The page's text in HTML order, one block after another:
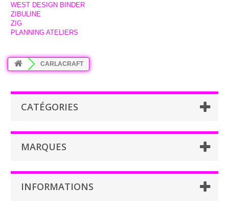
WEST DESIGN BINDER
ZIBULINE
ZIG
PLANNING ATELIERS
CARLACRAFT
CATÉGORIES
MARQUES
INFORMATIONS